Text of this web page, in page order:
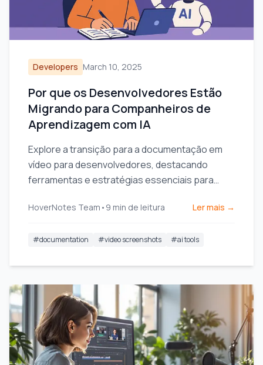
Developers March 10, 2025
Por que os Desenvolvedores Estão
Migrando para Companheiros de
Aprendizagem com IA
Explore a transição para a documentação em
vídeo para desenvolvedores, destacando
ferramentas e estratégias essenciais para
conhecimento e a eficiência da equipe.
HoverNotes Team • 9 min de leitura Ler mais →
#documentation #video screenshots #ai tools